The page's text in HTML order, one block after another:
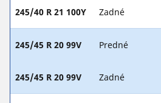
245/40 R 21 100Y Zadné
245/45 R 20 99V Predné
245/45 R 20 99V Zadné